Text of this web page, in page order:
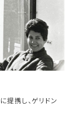
提携し、ゲリドン